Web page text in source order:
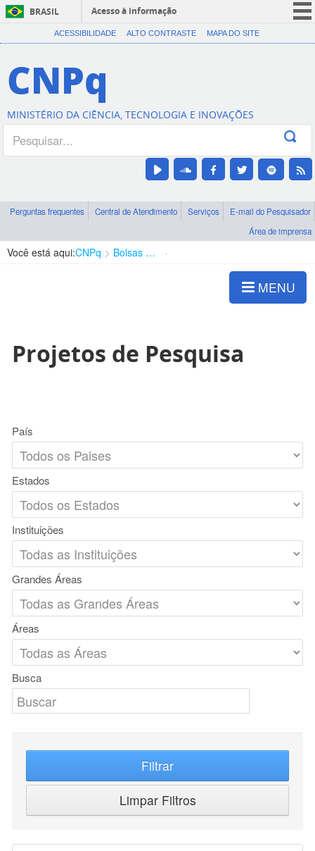
BRASIL
Acesso à informação
CORONAVÍRUS (COVID-19)
Canais
ACESSIBILIDADE ALTO CONTRASTE MAPA DO SITE
CNPq
MINISTÉRIO DA CIÊNCIA, TECNOLOGIA E INOVAÇÕES
Perguntas frequentes Central de Atendimento Serviços
E-mail do Pesquisador
Área de imprensa
Você está aqui:CNPq Bolsas e Auxílios Vigentes
MENU
Projetos de Pesquisa
País
Estados
Instituições
Grandes Áreas
Áreas
Busca
Filtrar
Limpar Filtros